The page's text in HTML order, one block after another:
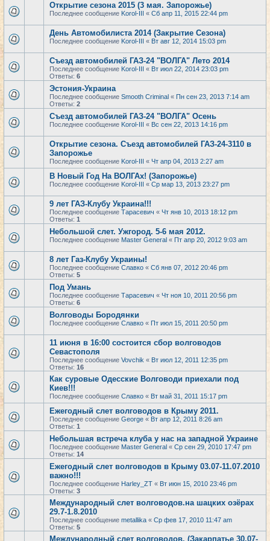
Открытие сезона 2015 (3 мая. Запорожье)
Последнее сообщение Korol-III « Сб апр 11, 2015 22:44 pm
День Автомобилиста 2014 (Закрытие Сезона)
Последнее сообщение Korol-III « Вт авг 12, 2014 15:03 pm
Съезд автомобилей ГАЗ-24 "ВОЛГА" Лето 2014
Последнее сообщение Korol-III « Вт июл 22, 2014 23:03 pm
Ответы: 6
Эстония-Украина
Последнее сообщение Smooth Criminal « Пн сен 23, 2013 7:14 am
Ответы: 2
Съезд автомобилей ГАЗ-24 "ВОЛГА" Осень
Последнее сообщение Korol-III « Вс сен 22, 2013 14:16 pm
Открытие сезона. Съезд автомобилей ГАЗ-24-3110 в
Запорожье
Последнее сообщение Korol-III « Чт апр 04, 2013 2:27 am
В Новый Год На ВОЛГАх! (Запорожье)
Последнее сообщение Korol-III « Ср мар 13, 2013 23:27 pm
9 лет ГАЗ-Клубу Украина!!!
Последнее сообщение Тарасевич « Чт янв 10, 2013 18:12 pm
Ответы: 1
Небольшой слет. Ужгород. 5-6 мая 2012.
Последнее сообщение Master General « Пт апр 20, 2012 9:03 am
8 лет Газ-Клубу Украины!
Последнее сообщение Славко « Сб янв 07, 2012 20:46 pm
Ответы: 5
Под Умань
Последнее сообщение Тарасевич « Чт ноя 10, 2011 20:56 pm
Ответы: 6
Волговоды Бородянки
Последнее сообщение Славко « Пт июл 15, 2011 20:50 pm
11 июня в 16:00 состоится сбор волговодов
Севастополя
Последнее сообщение Vovchik « Вт июл 12, 2011 12:35 pm
Ответы: 16
Как суровые Одесские Волговоди приехали под
Киев!!!
Последнее сообщение Славко « Вт май 31, 2011 15:17 pm
Ежегодный слет волговодов в Крыму 2011.
Последнее сообщение George « Вт апр 12, 2011 8:26 am
Ответы: 1
Небольшая встреча клуба у нас на западной Украине
Последнее сообщение Master General « Ср сен 29, 2010 17:47 pm
Ответы: 14
Ежегодный слет волговодов в Крыму 03.07-11.07.2010
важно!!!
Последнее сообщение Harley_ZT « Вт июн 15, 2010 23:46 pm
Ответы: 3
Международный слет волговодов.на шацких озёрах
29.7-1.8.2010
Последнее сообщение metallika « Ср фев 17, 2010 11:47 am
Ответы: 5
Международный слет волговодов. (Закарпатье 30.07-